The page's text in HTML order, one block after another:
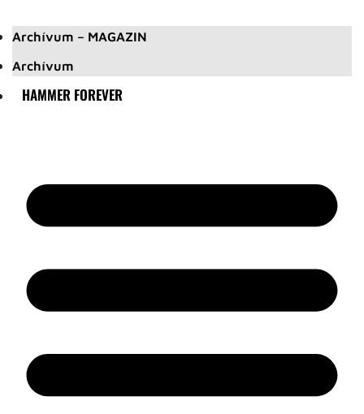
Archívum – MAGAZIN
Archívum
HAMMER FOREVER